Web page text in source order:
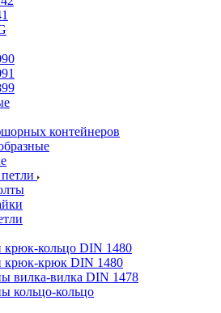
контейнеров
крюк-кольцо DIN 1480
крюк-крюк DIN 1480
вилка-вилка DIN 1478
кольцо-кольцо